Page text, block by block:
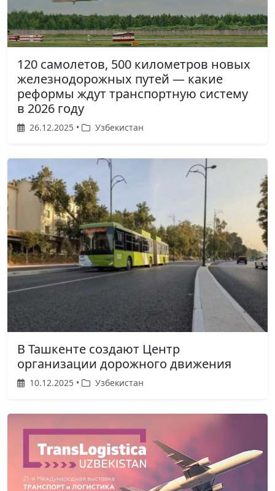
120 самолетов, 500 километров новых
железнодорожных путей — какие
реформы ждут транспортную систему
в 2026 году
26.12.2025 • Узбекистан
В Ташкенте создают Центр
организации дорожного движения
10.12.2025 • Узбекистан